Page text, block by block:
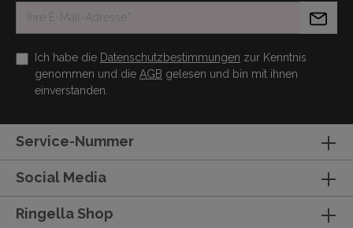
Ich habe die Datenschutzbestimmungen zur Kenntnis
genommen und die AGB gelesen und bin mit ihnen
einverstanden.
Service-Nummer
Social Media
Ringella Shop